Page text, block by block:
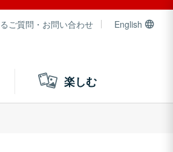
ご質問・お問い合わせ English
楽しむ